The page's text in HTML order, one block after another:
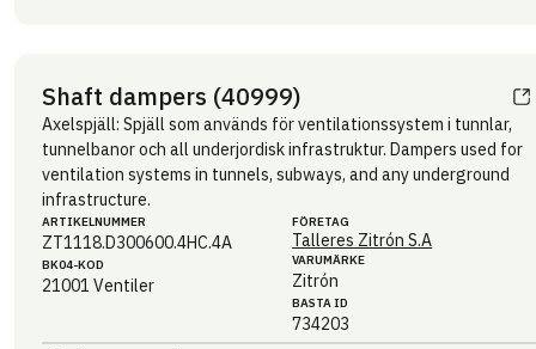
Shaft dampers (40999)
Axelspjäll: Spjäll som används för ventilationssystem i tunnlar,
tunnelbanor och all underjordisk infrastruktur. Dampers used for
ventilation systems in tunnels, subways, and any underground
infrastructure.
ARTIKEL­NUMMER
ZT1118.D300600.4HC.4A
BK04-KOD
21001 Ventiler
FÖRETAG
Talleres Zitrón S.A
VARUMÄRKE
Zitrón
BASTA ID
734203